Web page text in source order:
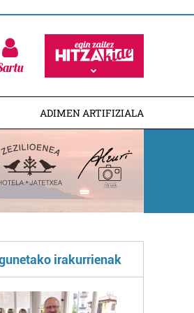
ADIMEN ARTIFIZIALA
irakurrienak